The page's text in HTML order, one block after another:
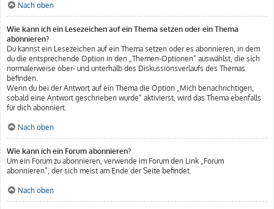
Nach oben
Wie kann ich ein Lesezeichen auf ein Thema setzen oder ein Thema
abonnieren?
Du kannst ein Lesezeichen auf ein Thema setzen oder es abonnieren, in dem
du die entsprechende Option in den „Themen-Optionen“ auswählst, die sich
normalerweise ober- und unterhalb des Diskussionsverlaufs des Themas
befinden.
Wenn du bei der Antwort auf ein Thema die Option „Mich benachrichtigen,
sobald eine Antwort geschrieben wurde“ aktivierst, wird das Thema ebenfalls
für dich abonniert.
Nach oben
Wie kann ich ein Forum abonnieren?
Um ein Forum zu abonnieren, verwende im Forum den Link „Forum
abonnieren“, der sich meist am Ende der Seite befindet.
Nach oben